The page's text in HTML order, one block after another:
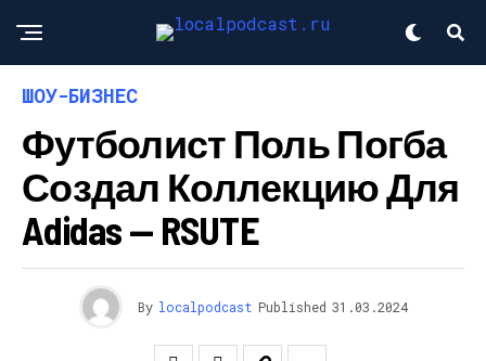
ШОУ-БИЗНЕС
Футболист Поль Погба
Создал Коллекцию Для
Adidas — RSUTE
By localpodcast Published 31.03.2024